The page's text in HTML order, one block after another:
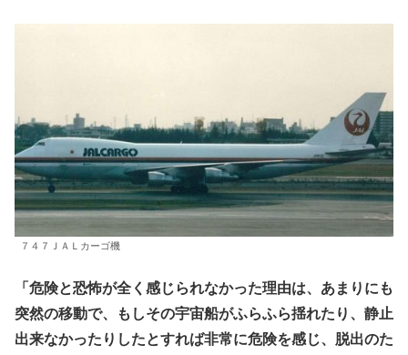
７４７ＪＡＬカーゴ機
「危険と恐怖が全く感じられなかった理由は、あまりにも
突然の移動で、もしその宇宙船がふらふら揺れたり、静止
出来なかったりしたとすれば非常に危険を感じ、脱出のた